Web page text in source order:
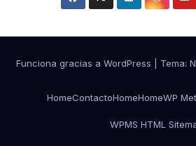
Funciona gracias a WordPress Tema:
HomeContactoHomeHomeWP
WPMS HTML